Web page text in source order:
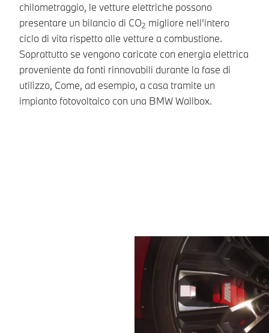
chilometraggio, le vetture elettriche possono
presentare un bilancio di CO2 migliore nell'intero
ciclo di vita rispetto alle vetture a combustione.
Soprattutto se vengono caricate con energia elettrica
proveniente da fonti rinnovabili durante la fase di
utilizzo, Come, ad esempio, a casa tramite un
impianto fotovoltaico con una BMW Wallbox.